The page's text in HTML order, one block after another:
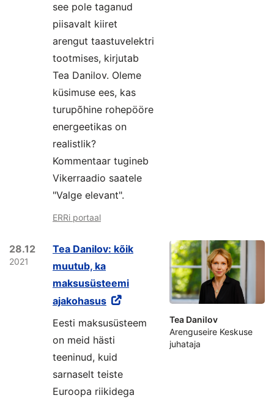
see pole taganud
piisavalt kiiret
arengut taastuvelektri
tootmises, kirjutab
Tea Danilov. Oleme
küsimuse ees, kas
turupõhine rohepööre
energeetikas on
realistlik?
Kommentaar tugineb
Vikerraadio saatele
"Valge elevant".
ERRi portaal
28.12
2021
Tea Danilov: kõik
muutub, ka
maksusüsteemi
ajakohasus
Eesti maksusüsteem
on meid hästi
teeninud, kuid
sarnaselt teiste
Euroopa riikidega
Tea Danilov
Arenguseire Keskuse
juhataja